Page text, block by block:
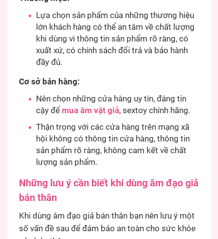
Lựa chọn sản phẩm của những thương hiệu
lớn khách hàng có thể an tâm về chất lượng
khi dùng vì thông tin sản phẩm rõ ràng, có
xuất xứ, có chính sách đổi trả và bảo hành
đầy đủ.
Cơ sở bán hàng:
Nên chọn những cửa hàng uy tín, đáng tin
cậy để mua âm vật giả, sextoy chính hãng.
Thận trọng với các cửa hàng trên mạng xã
hội không có thông tin cửa hàng, thông tin
sản phẩm rõ ràng, không cam kết về chất
lượng sản phẩm.
Những lưu ý cần biết khi dùng âm đạo giả
bán thân
Khi dùng âm đạo giả bán thân bạn nên lưu ý một
số vấn đề sau để đảm bảo an toàn cho sức khỏe